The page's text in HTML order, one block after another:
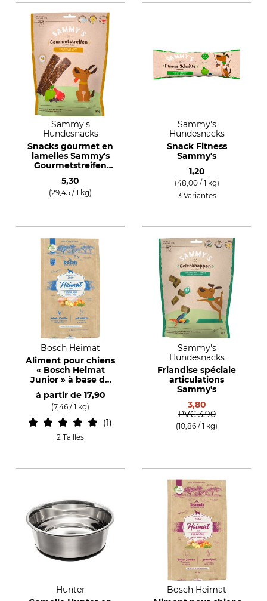
Sammy's
Hundesnacks
Snacks gourmet en
lamelles Sammy's
Gourmetstreifen
5,30
(29,45 / 1 kg)
Sammy's
Hundesnacks
Snack Fitness
Sammy's
1,20
(48,00 / 1 kg)
3 Variantes
Bosch Heimat
Aliment pour chiens
« Bosch Heimat
Junior » à base de
poulet avec label
allemand Tierwohl
à partir de 17,90
(7,46 / 1 kg)
1
2 Tailles
Sammy's
Hundesnacks
Friandise spéciale
articulations
Sammy's
3,80
PVC 3,90
(10,86 / 1 kg)
Hunter
Bosch Heimat